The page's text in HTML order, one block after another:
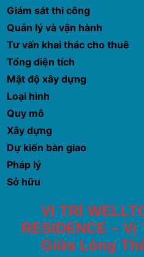
Giám sát thi công
Quản lý và vận hành
Tư vấn khai thác cho thuê
Tổng diện tích
Mật độ xây dựng
Loại hình
Quy mô
Xây dựng
Dự kiến bàn giao
Pháp lý
Sở hữu
VỊ TRÍ
RESIDENCE –
Giữa Lòng